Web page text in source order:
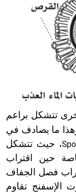
تتشكل براعم
ما يصادف في
، حيث تتشكل
حين اقتراب
فصل الجفاف
الإسفنج تقاوم